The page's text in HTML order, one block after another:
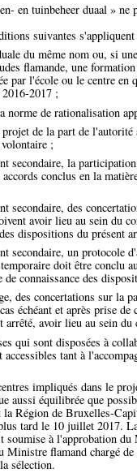
en tuinbeheer duaal » ne
suivantes s'appliquent
du même nom ou, si
flamande, une
par l'école ou le centre en
2017 ;
norme de rationalisation
de la part de l'autorité
;
secondaire, la
conclus en la
secondaire, des
avoir lieu au sein du
dispositions du présent
secondaire, un protocole
doit être conclu
connaissance des
des concertations sur la
échéant et après prise de
arrêté, avoir lieu au sein du
qui sont disposées à
tant à
impliqués dans le
aussi équilibrée que
la Région de Bruxelles-
tard le 10 juillet 2017.
soumise à l'approbation
Ministre flamand chargé
sélection.